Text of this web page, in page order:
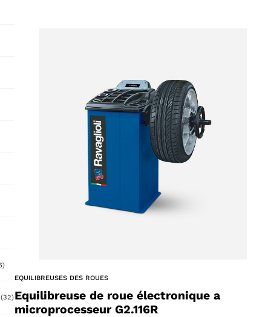
6 products
(32)32 products
EQUILIBREUSES DES ROUES
Equilibreuse de roue électronique a
microprocesseur G2.116R